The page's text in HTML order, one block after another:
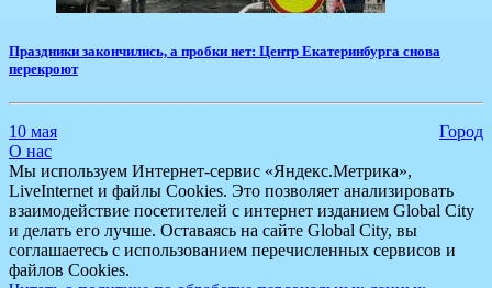
Праздники закончились, а пробки нет: Центр Екатеринбурга снова
перекроют
10 мая
Город
О нас
Мы используем Интернет-сервис «Яндекс.Метрика»,
LiveInternet и файлы Cookies. Это позволяет анализировать
взаимодействие посетителей с интернет изданием Global City
и делать его лучше. Оставаясь на сайте Global City, вы
соглашаетесь с использованием перечисленных сервисов и
файлов Cookies.